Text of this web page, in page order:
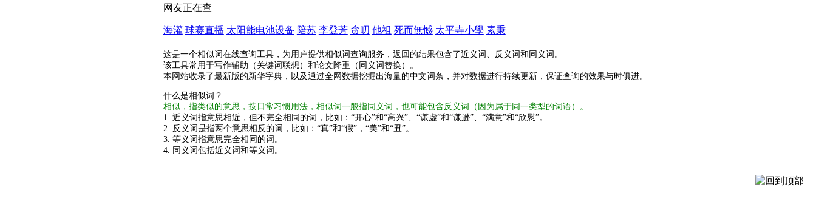
网友正在查
海灌 球赛直播 太阳能电池设备 陪苏 李登芳 贪叨 他祖 死而無憾 太平寺小學 素秉
这是一个相似词在线查询工具，为用户提供相似词查询服务，返回的结果包含了近义词、反义词和同义词。
该工具常用于写作辅助（关键词联想）和论文降重（同义词替换）。
本网站收录了最新版的新华字典，以及通过全网数据挖掘出海量的中文词条，并对数据进行持续更新，保证查询的效果与时俱进。
什么是相似词？
相似，指类似的意思，按日常习惯用法，相似词一般指同义词，也可能包含反义词（因为属于同一类型的词语）。
1. 近义词指意思相近，但不完全相同的词，比如：“开心”和“高兴”、“谦虚”和“谦逊”、“满意”和“欣慰”。
2. 反义词是指两个意思相反的词，比如：“真”和“假”，“美”和“丑”。
3. 等义词指意思完全相同的词。
4. 同义词包括近义词和等义词。